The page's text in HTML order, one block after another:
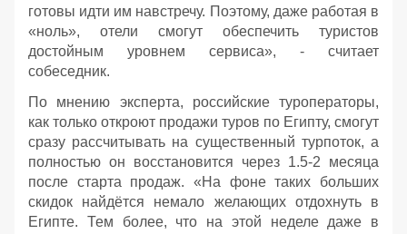
готовы идти им навстречу. Поэтому, даже работая в
«ноль», отели смогут обеспечить туристов
достойным уровнем сервиса», - считает
собеседник.
По мнению эксперта, российские туроператоры,
как только откроют продажи туров по Египту, смогут
сразу рассчитывать на существенный турпоток, а
полностью он восстановится через 1.5-2 месяца
после старта продаж. «На фоне таких больших
скидок найдётся немало желающих отдохнуть в
Египте. Тем более, что на этой неделе даже в